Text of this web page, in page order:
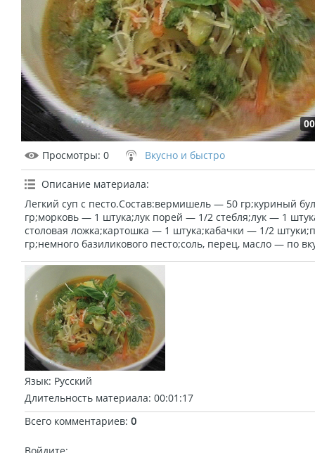
Просмотры: 0 Вкусно и быстро
Описание материала:
Легкий суп с песто.Состав:вермишель — 50 гр;куриный
гр;морковь — 1 штука;лук порей — 1/2 стебля;лук — 1
столовая ложка;картошка — 1 штука;кабачки — 1/2
гр;немного базиликового песто;соль, перец, масло — по
Язык: Русский
Длительность материала: 00:01:17
Всего комментариев: 0